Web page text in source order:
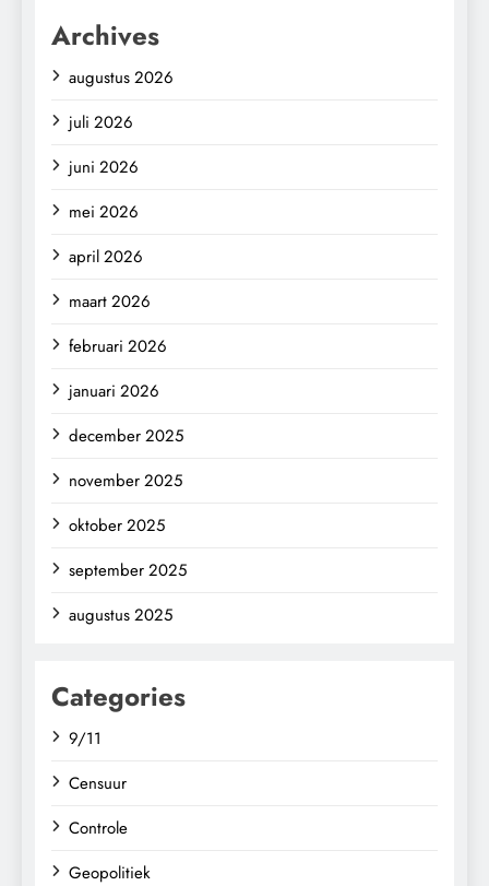
Archives
augustus 2026
juli 2026
juni 2026
mei 2026
april 2026
maart 2026
februari 2026
januari 2026
december 2025
november 2025
oktober 2025
september 2025
augustus 2025
Categories
9/11
Censuur
Controle
Geopolitiek